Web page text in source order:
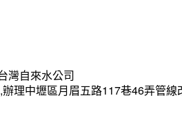
灣自來水公司
理中壢區月眉五路117巷46弄管